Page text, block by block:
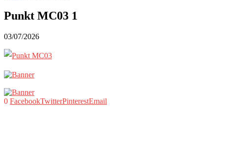
Punkt MC03 1
03/07/2026
0 FacebookTwitterPinterestEmail